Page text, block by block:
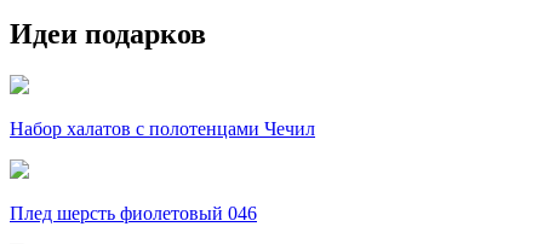
Идеи подарков
Набор халатов с полотенцами Чечил
Плед шерсть фиолетовый 046